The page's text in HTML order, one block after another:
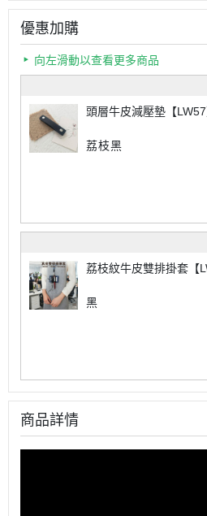
優惠加購
向左滑動以查看更多商品
頭層牛皮減壓墊【LW57
荔枝黑
荔枝紋牛皮雙排掛套【
黑
商品詳情